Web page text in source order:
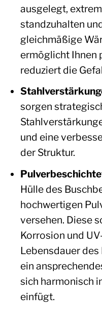
ausgelegt,
standzuhalten
gleichmäßige
ermöglicht Ihnen
reduziert die
sorgen
und eine
der Struktur.
Hülle des
hochwertigen
versehen. Diese
Korrosion und
Lebensdauer
ein
sich harmonisch
einfügt.